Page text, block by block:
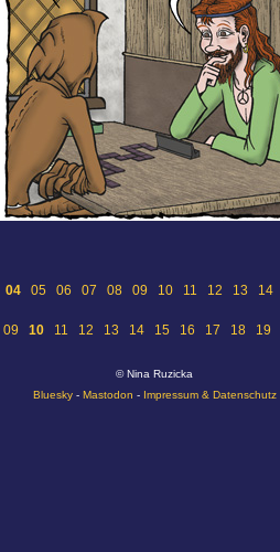
04 05 06 07 08 09 10 11 12 13 14
09 10 11 12 13 14 15 16 17 18 19
© Nina Ruzicka
Bluesky- Mastodon - Impressum & Datenschutz